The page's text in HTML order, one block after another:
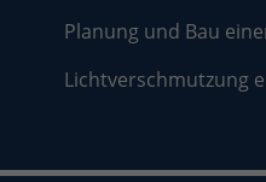
Planung und Bau
Lichtverschmutzung